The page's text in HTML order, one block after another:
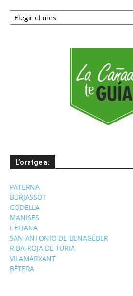
Notícies
per
L’oratge a:
PATERNA
BURJASSOT
GODELLA
MANISES
L'ELIANA
SAN ANTONIO DE BENAGÉBER
RIBA-ROJA DE TÚRIA
VILAMARXANT
BÉTERA